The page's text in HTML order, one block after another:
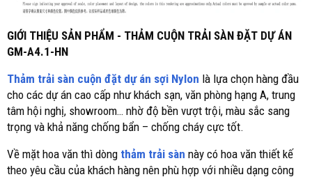
GIỚI THIỆU SẢN PHẨM - THẢM CUỘN TRẢI SÀN ĐẶT DỰ ÁN
GM-A4.1-HN
Thảm trải sàn cuộn đặt dự án sợi Nylon là lựa chọn hàng đầu
cho các dự án cao cấp như khách sạn, văn phòng hạng A, trung
tâm hội nghị, showroom… nhờ độ bền vượt trội, màu sắc sang
trọng và khả năng chống bẩn – chống cháy cực tốt.
Về mặt hoa văn thì dòng thảm trải sàn này có hoa văn thiết kế
theo yêu cầu của khách hàng nên phù hợp với nhiều dạng công